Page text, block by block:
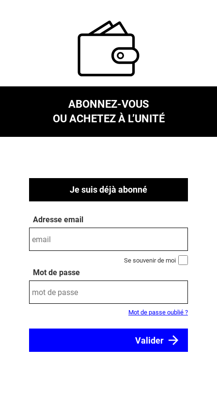
ABONNEZ-VOUS
OU ACHETEZ À L’UNITÉ
Je suis déjà abonné
Adresse email
Se souvenir de moi
Mot de passe
Mot de passe oublié ?